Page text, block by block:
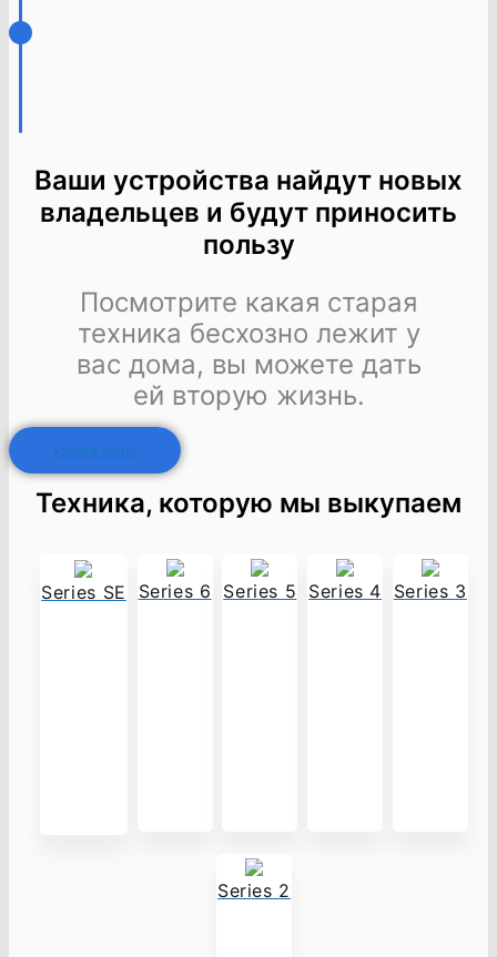
Ваши устройства найдут новых
владельцев и будут приносить
пользу
Посмотрите какая старая
техника бесхозно лежит у
вас дома, вы можете дать
ей вторую жизнь.
Узнать цену
Техника, которую мы выкупаем
Series SE Series 6 Series 5 Series 4 Series 3
Series 2